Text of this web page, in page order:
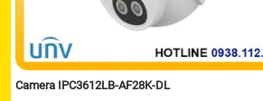
Camera IPC3612LB-AF28K-DL